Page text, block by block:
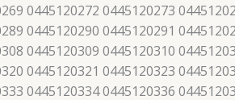
0445120272 0445120273
0445120290 0445120291
0445120309 0445120310
0445120321 0445120323
0445120334 0445120336